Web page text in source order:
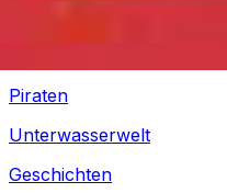
Piraten
Unterwasserwelt
Geschichten